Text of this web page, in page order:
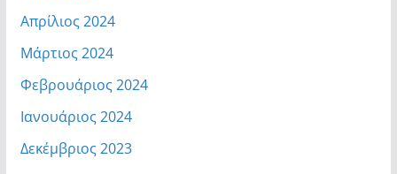
Απρίλιος 2024
Μάρτιος 2024
Φεβρουάριος 2024
Ιανουάριος 2024
Δεκέμβριος 2023